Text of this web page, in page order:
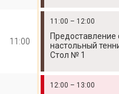
11:00
11:00 – 12:00
Предоставление
настольный
Стол № 1
12:00 – 13:00